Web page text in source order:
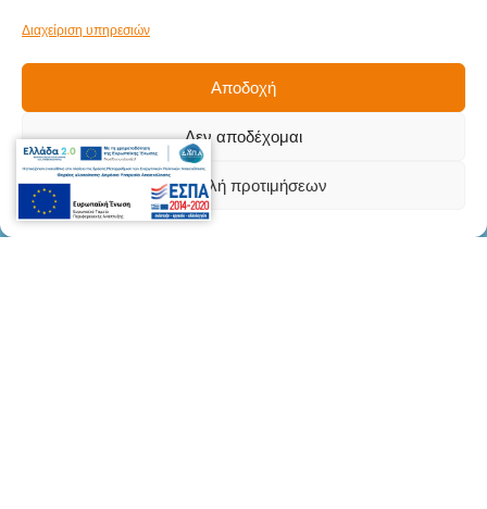
Διαχείριση υπηρεσιών
Αποδοχή
Δεν αποδέχομαι
Προβολή προτιμήσεων
Στοιχεία Επικοινωνίας
Γληνού Δημήτριου 5Β, Μενεμένη,
Θεσσαλονίκη, Τ.Κ. 546 28
info@teki.gr
2310542145
2310525142